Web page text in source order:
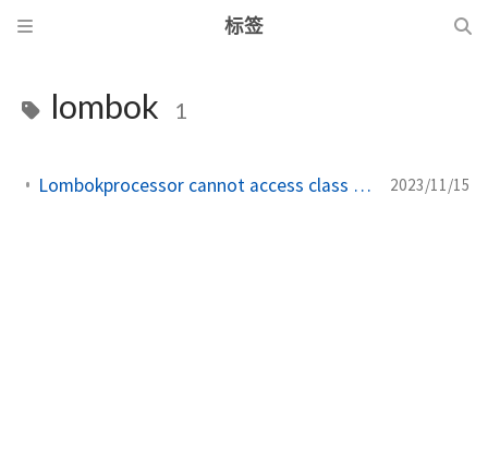
标签
lombok 1
Lombokprocessor cannot access class JAvacProcessingEnvironment 2023/11/15